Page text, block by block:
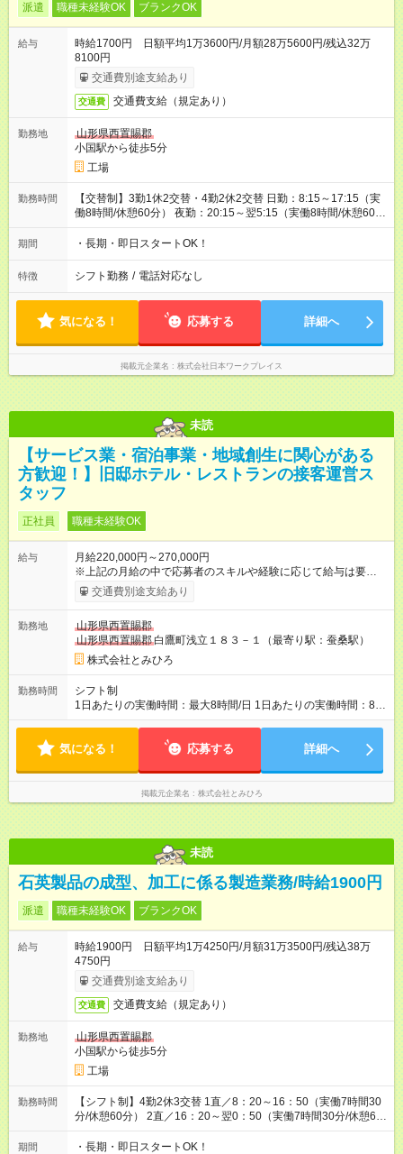
派遣 職種未経験OK ブランクOK
給与
時給1700円 日額平均1万3600円/月額28万5600円/残込32万
8100円
交通費別途支給あり
交通費 交通費支給（規定あり）
勤務地
山形県西置賜郡
小国駅から徒歩5分
工場
勤務時間
【交替制】3勤1休2交替・4勤2休2交替 日勤：8:15～17:15（実
働8時間/休憩60分） 夜勤：20:15～翌5:15（実働8時間/休憩60
分）
期間 ・長期・即日スタートOK！
特徴 シフト勤務 / 電話対応なし
気になる！ 応募する 詳細へ
掲載元企業名 株式会社日本ワークプレイス
未読
【サービス業・宿泊事業・地域創生に関心がある
方歓迎！】旧邸ホテル・レストランの接客運営ス
タッフ
正社員 職種未経験OK
給与
月給220,000円～270,000円
※上記の月給の中で応募者のスキルや経験に応じて給与は要相談
※交通費は別途支給 【試用期間】試用期間なし
交通費別途支給あり
勤務地
山形県西置賜郡
山形県西置賜郡 白鷹町浅立１８３－１（最寄り駅：蚕桑駅）
株式会社とみひろ
勤務時間
シフト制
1日あたりの実働時間：最大8時間/日 1日あたりの実働時間：8時
間 シフト例 ・7時～16時 ・13時～22時 実働8時間、休憩1時 ※
気になる！ 応募する 詳細へ
掲載元企業名 株式会社とみひろ
未読
石英製品の成型、加工に係る製造業務/時給1900円
派遣 職種未経験OK ブランクOK
給与
時給1900円 日額平均1万4250円/月額31万3500円/残込38万
4750円
交通費別途支給あり
交通費 交通費支給（規定あり）
勤務地
山形県西置賜郡
小国駅から徒歩5分
工場
勤務時間
【シフト制】4勤2休3交替 1直／8：20～16：50（実働7時間30
分/休憩60分） 2直／16：20～翌0：50（実働7時間30分/休憩60
分） 3直／0：20～8：50（実働7時間30分/休憩60分）
期間 ・長期・即日スタートOK！